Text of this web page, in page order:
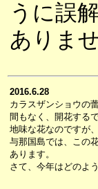
うに誤
ありませ
2016.6.28
カラスザンショウの
間もなく、開花する
地味な花なのですが
与那国島では、この
あります。
さて、今年はどのよ